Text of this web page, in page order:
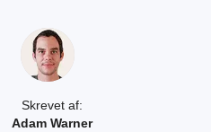
Skrevet af:
Adam Warner